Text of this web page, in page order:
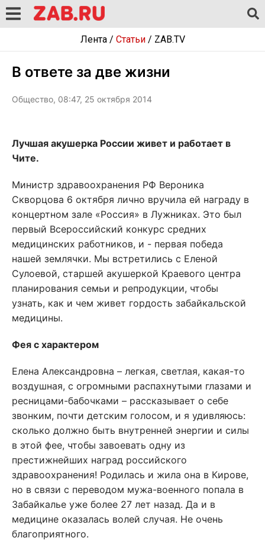
Лента/ Статьи/ ZAB.TV
В ответе за две жизни
Общество, 08:47, 25 октября 2014
Лучшая акушерка России живет и работает в
Чите.
Министр здравоохранения РФ Вероника
Скворцова 6 октября лично вручила ей награду в
концертном зале «Россия» в Лужниках. Это был
первый Всероссийский конкурс средних
медицинских работников, и - первая победа
нашей землячки. Мы встретились с Еленой
Сулоевой, старшей акушеркой Краевого центра
планирования семьи и репродукции, чтобы
узнать, как и чем живет гордость забайкальской
медицины.
Фея с характером
Елена Александровна – легкая, светлая, какая-то
воздушная, с огромными распахнутыми глазами и
ресницами-бабочками – рассказывает о себе
звонким, почти детским голосом, и я удивляюсь:
сколько должно быть внутренней энергии и силы
в этой фее, чтобы завоевать одну из
престижнейших наград российского
здравоохранения! Родилась и жила она в Кирове,
но в связи с переводом мужа-военного попала в
Забайкалье уже более 27 лет назад. Да и в
медицине оказалась волей случая. Не очень
благоприятного.